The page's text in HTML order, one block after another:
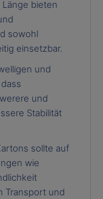
bieten
sowohl
einsetzbar.
und
und
Stabilität
sollte auf
wie
Transport und